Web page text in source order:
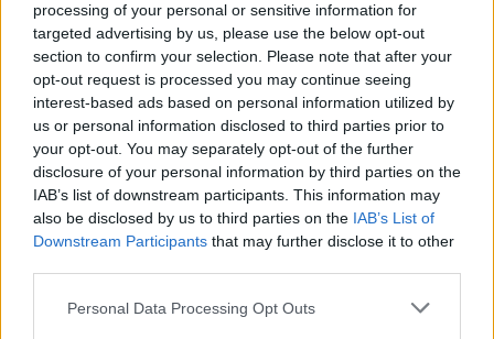
processing of your personal or sensitive information for
targeted advertising by us, please use the below opt-out
section to confirm your selection. Please note that after your
opt-out request is processed you may continue seeing
interest-based ads based on personal information utilized by
us or personal information disclosed to third parties prior to
your opt-out. You may separately opt-out of the further
disclosure of your personal information by third parties on the
IAB’s list of downstream participants. This information may
also be disclosed by us to third parties on the IAB’s List of
Downstream Participants that may further disclose it to other
Personal Data Processing Opt Outs
Aukció helye: Budapest, Balaton utca 8.
Tételszám: 116
Eladó adatai
Eladó:Nagyházi Galéria és
Aukciósház
Cím: Müller Márta
Nagyházi Galéria és Aukciósház
Kft.
1055 Budapest, Balaton utca 8.
Telefon: +361 475 6000 +361